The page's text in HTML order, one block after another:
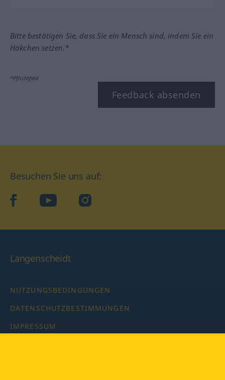
Bitte bestätigen Sie, dass Sie ein Mensch sind, indem Sie ein
Häkchen setzen.*
*Pflichtfeld
Feedback absenden
Besuchen Sie uns auf:
facebookYouTube Instagram
Langenscheidt
NUTZUNGSBEDINGUNGEN
DATENSCHUTZBESTIMMUNGEN
IMPRESSUM